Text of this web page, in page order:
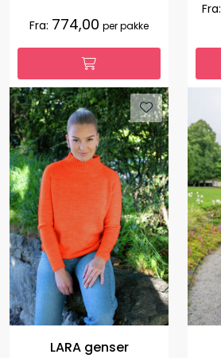
Fra: 774,00 per pakke
Fra:
LARA genser